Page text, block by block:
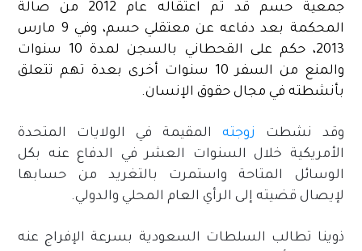
جمعية حسم قد تم اعتقاله عام 2012 من صالة
المحكمة بعد دفاعه عن معتقلي حسم، وفي 9 مارس
2013، حكم على القحطاني بالسجن لمدة 10 سنوات
والمنع من السفر 10 سنوات أخرى بعدة تهم تتعلق
بأنشطته في مجال حقوق الإنسان.
وقد نشطت زوجته المقيمة في الولايات المتحدة
الأمريكية خلال السنوات العشر في الدفاع عنه بكل
الوسائل المتاحة واستمرت بالتغريد من حسابها
لإيصال قضيته إلى الرأي العام المحلي والدولي.
ذوينا تطالب السلطات السعودية بسرعة الإفراج عنه